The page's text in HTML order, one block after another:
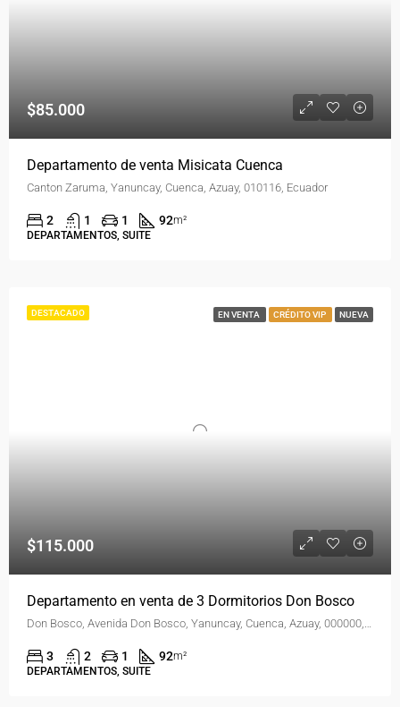
$85.000
Departamento de venta Misicata Cuenca
Canton Zaruma, Yanuncay, Cuenca, Azuay, 010116, Ecuador
2 1 1 92m²
DEPARTAMENTOS, SUITE
DESTACADO EN VENTA CRÉDITO VIP NUEVA
$115.000
Departamento en venta de 3 Dormitorios Don Bosco
Don Bosco, Avenida Don Bosco, Yanuncay, Cuenca, Azuay, 000000, Ecuador
3 2 1 92m²
DEPARTAMENTOS, SUITE